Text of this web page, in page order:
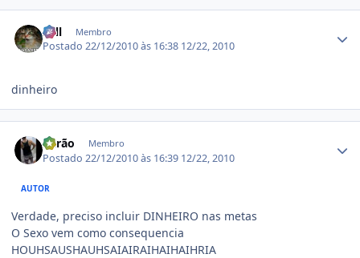
Zell Membro
Postado22/12/2010 às 16:38 12/22, 2010
dinheiro
Barão Membro
Postado22/12/2010 às 16:39 12/22, 2010
AUTOR
Verdade, preciso incluir DINHEIRO nas metas
O Sexo vem como consequencia
HOUHSAUSHAUHSAIAIRAIHAIHAIHRIA